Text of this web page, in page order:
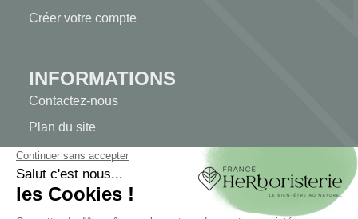
Créer votre compte
INFORMATIONS
Contactez-nous
Plan du site
Notre herboristerie
Livraison
Paiement sécurisé